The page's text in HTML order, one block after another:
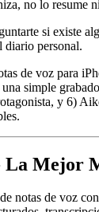
no lo resume
si existe
diario personal.
de voz para
una simple
y 6)
La Mejor
notas de voz